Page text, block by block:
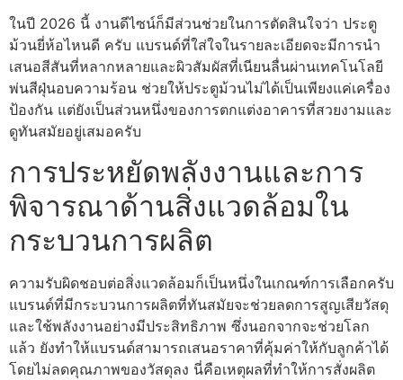
ในปี 2026 นี้ งานดีไซน์ก็มีส่วนช่วยในการตัดสินใจว่า ประตู
ม้วนยี่ห้อไหนดี ครับ แบรนด์ที่ใส่ใจในรายละเอียดจะมีการนำ
เสนอสีสันที่หลากหลายและผิวสัมผัสที่เนียนลื่นผ่านเทคโนโลยี
พ่นสีฝุ่นอบความร้อน ช่วยให้ประตูม้วนไม่ได้เป็นเพียงแค่เครื่อง
ป้องกัน แต่ยังเป็นส่วนหนึ่งของการตกแต่งอาคารที่สวยงามและ
ดูทันสมัยอยู่เสมอครับ
การประหยัดพลังงานและการ
พิจารณาด้านสิ่งแวดล้อมใน
กระบวนการผลิต
ความรับผิดชอบต่อสิ่งแวดล้อมก็เป็นหนึ่งในเกณฑ์การเลือกครับ
แบรนด์ที่มีกระบวนการผลิตที่ทันสมัยจะช่วยลดการสูญเสียวัสดุ
และใช้พลังงานอย่างมีประสิทธิภาพ ซึ่งนอกจากจะช่วยโลก
แล้ว ยังทำให้แบรนด์สามารถเสนอราคาที่คุ้มค่าให้กับลูกค้าได้
โดยไม่ลดคุณภาพของวัสดุลง นี่คือเหตุผลที่ทำให้การสั่งผลิต